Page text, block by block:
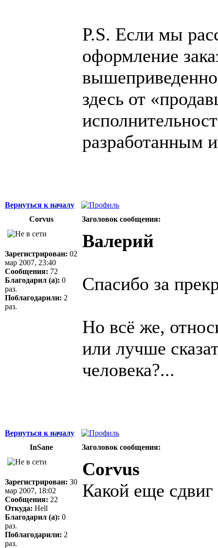
P.S. Если мы
оформление
здесь от
разработанным
Вернуться к началу
Corvus
Заголовок сообщения:
Зарегистрирован: 02
мар 2007, 23:40
Сообщения: 72
Благодарил (а): 0
раз.
Поблагодарили: 2
раз.
Валерий
Спасибо за
Но всё же,
или лучше
человека?...
Вернуться к началу
InSane
Заголовок сообщения:
Зарегистрирован: 30
мар 2007, 18:02
Сообщения: 22
Откуда: Hell
Благодарил (а): 0
раз.
Поблагодарили: 2
раз.
Corvus
Какой еще